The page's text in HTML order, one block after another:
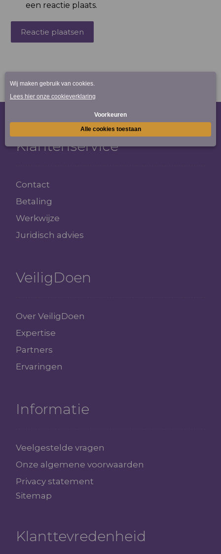
een reactie plaats.
Reactie plaatsen
Klantenservice
Contact
Betaling
Werkwijze
Juridisch advies
VeiligDoen
Over VeiligDoen
Expertise
Partners
Ervaringen
Informatie
Veelgestelde vragen
Onze algemene voorwaarden
Privacy statement
Sitemap
Klanttevredenheid